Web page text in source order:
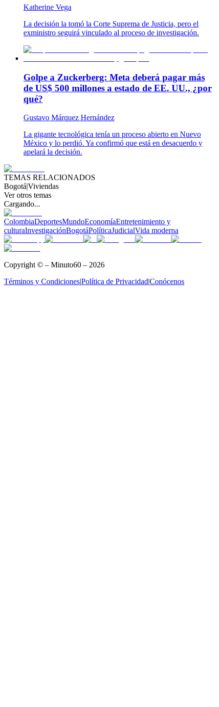
Katherine Vega
La decisión la tomó la Corte Suprema de Justicia, pero el
exministro seguirá vinculado al proceso de investigación.
Golpe a Zuckerberg: Meta deberá pagar más
de US$ 500 millones a estado de EE. UU., ¿por
qué?
Gustavo Márquez Hernández
La gigante tecnológica tenía un proceso abierto en Nuevo
México y lo perdió. Ya confirmó que está en desacuerdo y
apelará la decisión.
TEMAS RELACIONADOS
Bogotá|Viviendas
Ver otros temas
Cargando...
ColombiaDeportesMundoEconomíaEntretenimiento y
culturaInvestigaciónBogotáPolíticaJudicialVida moderna
Copyright © – Minuto60 – 2026
Términos y Condiciones|Política de Privacidad|Conócenos